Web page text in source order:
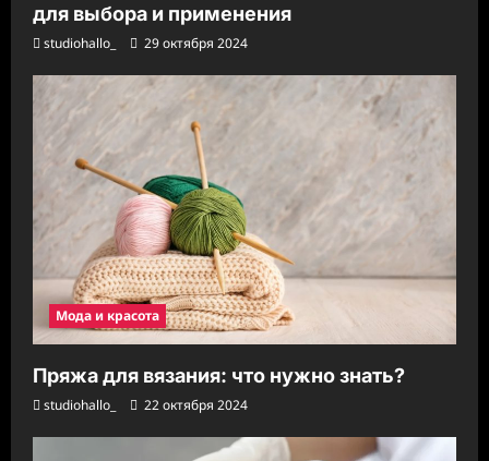
для выбора и применения
studiohallo_ 29 октября 2024
Мода и красота
Пряжа для вязания: что нужно знать?
studiohallo_ 22 октября 2024